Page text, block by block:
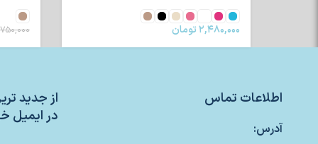
۳,۷۵۰,۰۰۰ تومان ۲,۵۰۰,۰۰۰
اطلاعات تماس
آدرس:
از جدید
در ایمیل